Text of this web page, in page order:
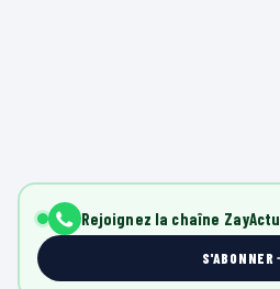
Rejoignez la chaîne ZayActu
S'ABONNER